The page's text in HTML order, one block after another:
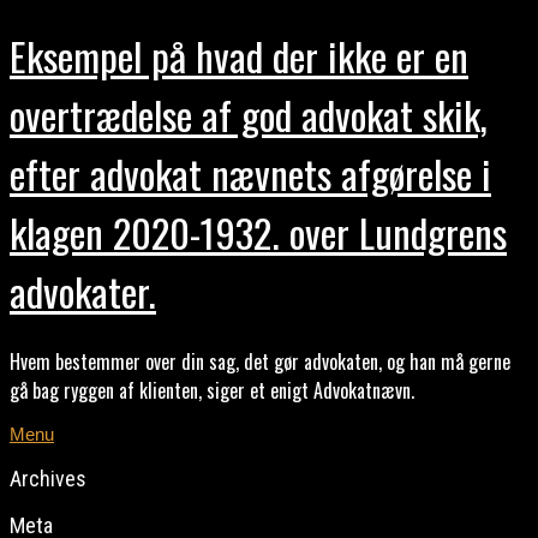
Eksempel på hvad der ikke er en
overtrædelse af god advokat skik,
efter advokat nævnets afgørelse i
klagen 2020-1932. over Lundgrens
advokater.
Hvem bestemmer over din sag, det gør advokaten, og han må gerne
gå bag ryggen af klienten, siger et enigt Advokatnævn.
Menu
Archives
Meta